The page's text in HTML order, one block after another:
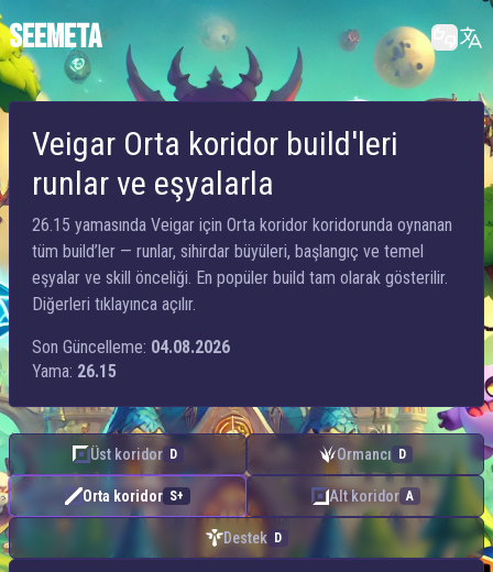
SEEMETA
Veigar Orta koridor build'leri
runlar ve eşyalarla
26.15 yamasında Veigar için Orta koridor koridorunda oynanan
tüm build’ler — runlar, sihirdar büyüleri, başlangıç ve temel
eşyalar ve skill önceliği. En popüler build tam olarak gösterilir.
Diğerleri tıklayınca açılır.
Son Güncelleme: 04.08.2026
Yama: 26.15
Üst koridor D Ormancı D
Orta koridor S+ Alt koridor A
Destek D